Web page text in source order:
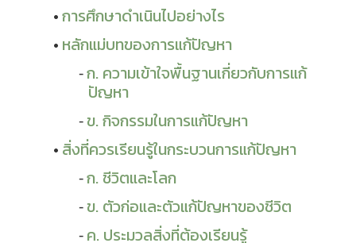
การศึกษาดำเนินไปอย่างไร
หลักแม่บทของการแก้ปัญหา
ก. ความเข้าใจพื้นฐานเกี่ยวกับการแก้
ปัญหา
ข. กิจกรรมในการแก้ปัญหา
สิ่งที่ควรเรียนรู้ในกระบวนการแก้ปัญหา
ก. ชีวิตและโลก
ข. ตัวก่อและตัวแก้ปัญหาของชีวิต
ค. ประมวลสิ่งที่ต้องเรียนรู้